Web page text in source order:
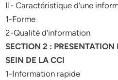
II- Caractéristique d’une
1-Forme
2-Qualité d’information
SECTION 2 : PRESENTATION
SEIN DE LA CCI
1-Information rapide